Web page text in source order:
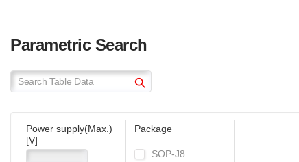
Parametric Search
Power supply(Max.)
[V]
Package
SOP-J8